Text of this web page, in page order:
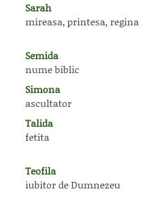
Sarah
mireasa, printesa, regina
Semida
nume biblic
Simona
ascultator
Talida
fetita
Teofila
iubitor de Dumnezeu